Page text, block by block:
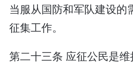
当服从国防和军队建设的
征集工作。
第二十三条 应征公民是